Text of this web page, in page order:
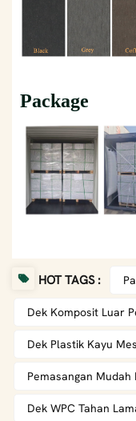
Package
HOT TAGS :
Dek Komposit Luar
Dek Plastik Kayu
Pemasangan Mudah
Dek WPC Tahan